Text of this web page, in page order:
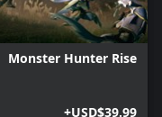
Monster Hunter Rise
USD$39.99+